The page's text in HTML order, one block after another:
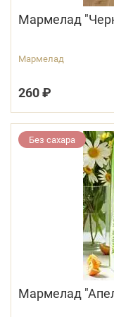
Мармелад
Мармелад
260 ₽
Без сахара
Мармелад